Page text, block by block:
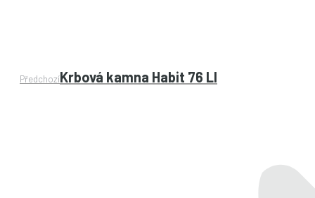
PředchozíPrevious
Krbová kamna Habit 76 LI